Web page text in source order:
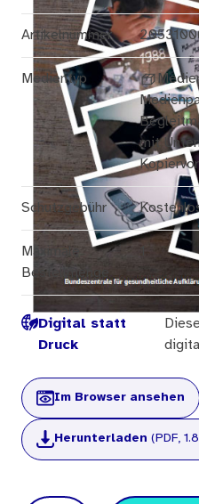
Artikelnummer
Medientyp
mit
Schutzgebühr
Maximale
Bestellmenge
Digital statt
Druck
Im Browser ansehen
Herunterladen (PDF,